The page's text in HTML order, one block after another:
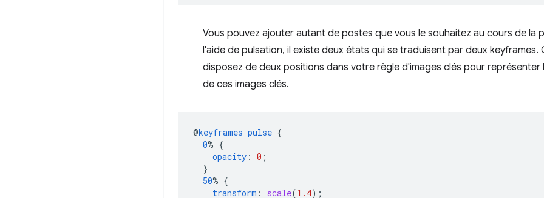
Vous pouvez ajouter autant de postes que vous le souhaitez au cours de la
l'aide de pulsation, il existe deux états qui se traduisent par deux keyframes.
disposez de deux positions dans votre règle d'images clés pour
de ces images clés.
@keyframes pulse {
0% {
opacity : 0 ;
}
50% {
transform : scale(1.4);